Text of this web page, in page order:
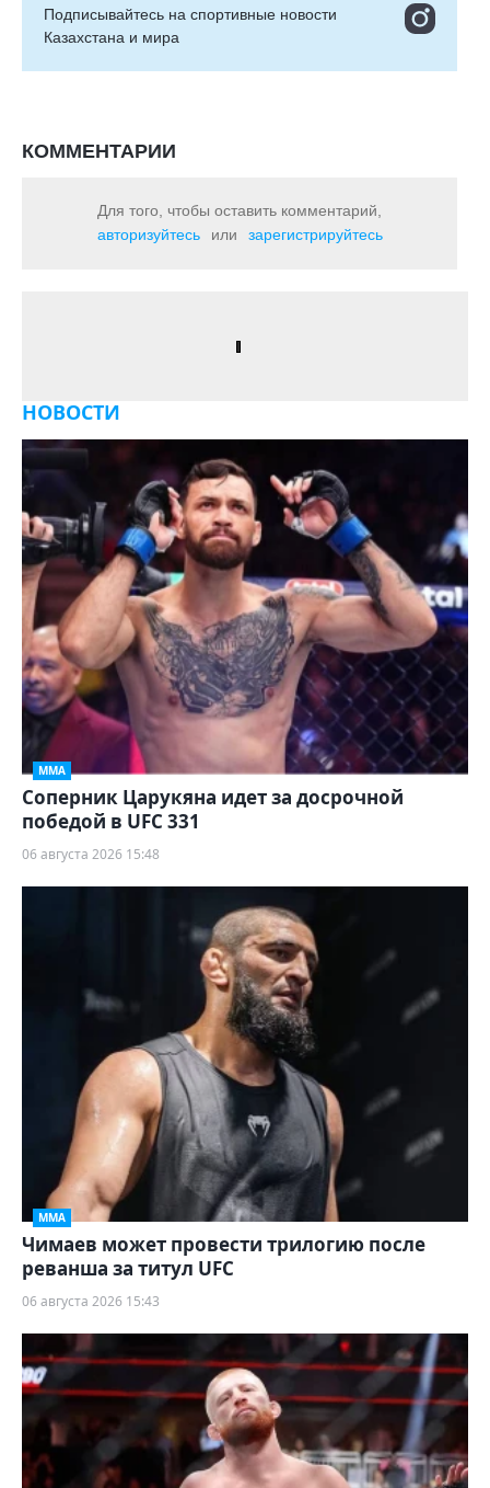
Подписывайтесь на cпортивные новости
Казахстана и мира
КОММЕНТАРИИ
Для того, чтобы оставить комментарий,
авторизуйтесь
или зарегистрируйтесь
НОВОСТИ
ММА
Соперник Царукяна идет за досрочной
победой в UFC 331
06 августа 2026 15:48
ММА
Чимаев может провести трилогию после
реванша за титул UFC
06 августа 2026 15:43